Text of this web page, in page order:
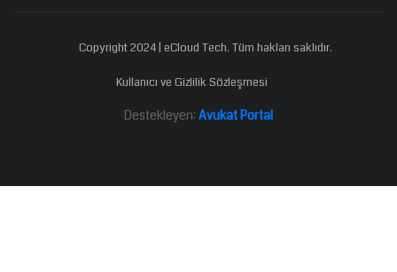
Copyright 2024 | eCloud Tech. Tüm hakları saklıdır.
Kullanıcı ve Gizlilik Sözleşmesi
Destekleyen: Avukat Portal